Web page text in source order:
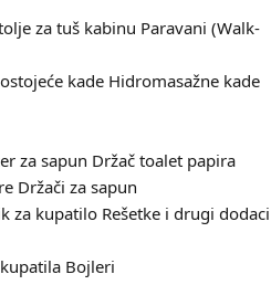
za tuš kabinu Paravani (Walk-
kade Hidromasažne kade
za sapun Držač toalet papira
Držači za sapun
za kupatilo Rešetke i drugi dodaci
Bojleri